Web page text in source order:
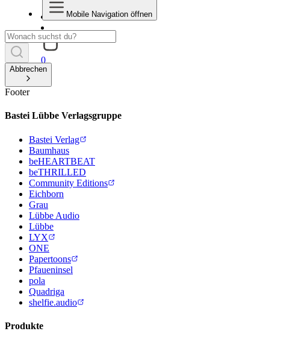
0
Mobile Navigation öffnen
Abbrechen
Footer
Bastei Lübbe Verlagsgruppe
Bastei Verlag
Baumhaus
beHEARTBEAT
beTHRILLED
Community Editions
Eichborn
Grau
Lübbe Audio
Lübbe
LYX
ONE
Papertoons
Pfaueninsel
pola
Quadriga
shelfie.audio
Produkte